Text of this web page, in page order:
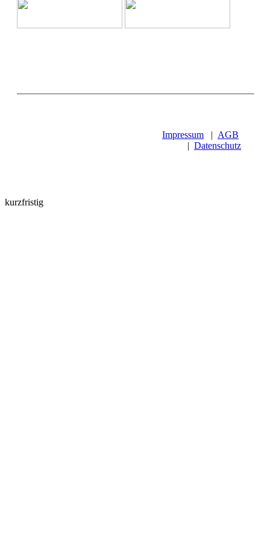
Impressum | AGB
| Datenschutz
kurzfristig